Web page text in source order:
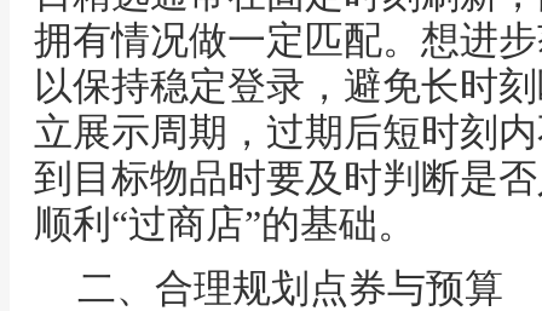
拥有情况做一定匹配。想进
以保持稳定登录，避免长时
立展示周期，过期后短时刻
到目标物品时要及时判断是
顺利“过商店”的基础。
二、合理规划点券与预算